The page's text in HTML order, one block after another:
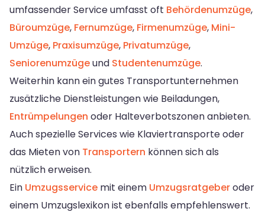
umfassender Service umfasst oft Behördenumzüge,
Büroumzüge, Fernumzüge, Firmenumzüge, Mini-
Umzüge, Praxisumzüge, Privatumzüge,
Seniorenumzügeund Studentenumzüge.
Weiterhin kann ein gutes Transportunternehmen
zusätzliche Dienstleistungen wie Beiladungen,
Entrümpelungen oder Halteverbotszonen anbieten.
Auch spezielle Services wie Klaviertransporte oder
das Mieten von Transportern können sich als
nützlich erweisen.
Ein Umzugsservice mit einem Umzugsratgeberoder
einem Umzugslexikon ist ebenfalls empfehlenswert.